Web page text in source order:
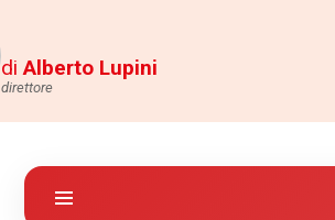
diAlberto Lupini
direttore